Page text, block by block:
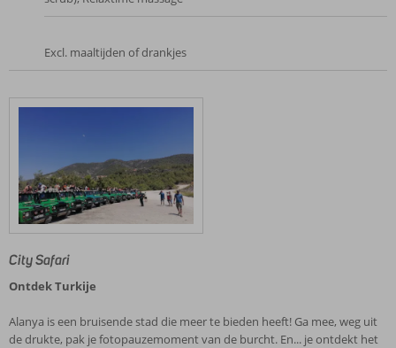
Excl. maaltijden of drankjes
City Safari
Ontdek Turkije
Alanya is een bruisende stad die meer te bieden heeft! Ga mee, weg uit
de drukte, pak je fotopauzemoment van de burcht. En... je ontdekt het